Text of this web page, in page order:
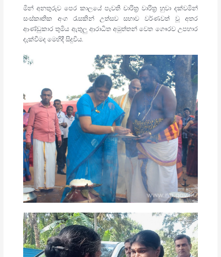
මින් අනතුරුව පෙර කාලයේ පැවති චාරිත්‍ර වාරිත්‍ර හුවා දක්වමින්
සංස්කෘතික අංග රැසකින් උත්සව සභාව වර්ණවත් වූ අතර
ආණ්ඩුකාර තුමිය ඇතුලු ආරාධිත අමුත්තන් වෙත ගෞරව උපහාර
දැක්වීමද මෙහිදී සිදුවිය.